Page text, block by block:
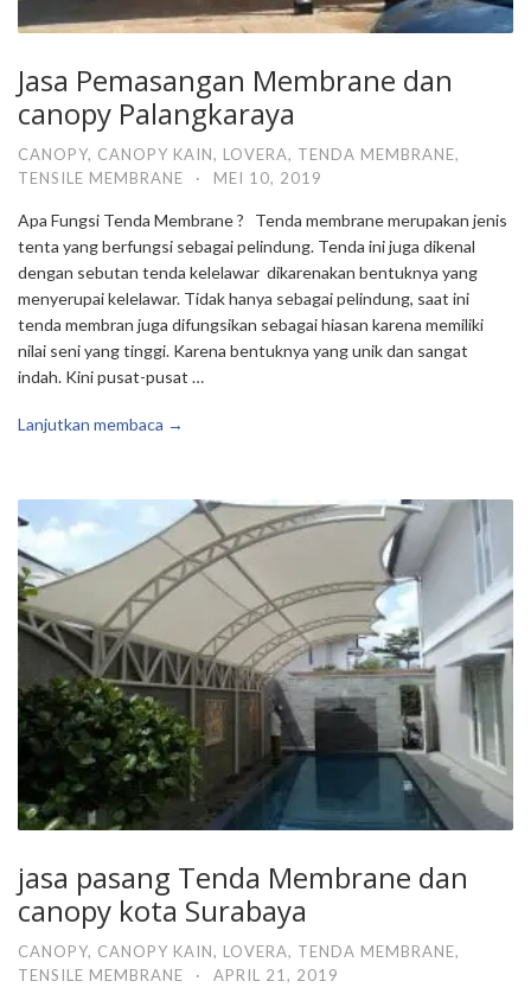
Jasa Pemasangan Membrane dan
canopy Palangkaraya
CANOPY, CANOPY KAIN, LOVERA, TENDA MEMBRANE,
TENSILE MEMBRANE
· MEI 10, 2019
Apa Fungsi Tenda Membrane ? Tenda membrane merupakan jenis
tenta yang berfungsi sebagai pelindung. Tenda ini juga dikenal
dengan sebutan tenda kelelawar dikarenakan bentuknya yang
menyerupai kelelawar. Tidak hanya sebagai pelindung, saat ini
tenda membran juga difungsikan sebagai hiasan karena memiliki
nilai seni yang tinggi. Karena bentuknya yang unik dan sangat
indah. Kini pusat-pusat …
Lanjutkan membaca →
jasa pasang Tenda Membrane dan
canopy kota Surabaya
CANOPY, CANOPY KAIN, LOVERA, TENDA MEMBRANE,
TENSILE MEMBRANE
· APRIL 21, 2019